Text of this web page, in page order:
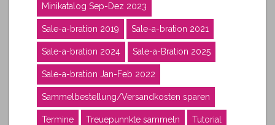
Minikatalog Sep-Dez 2023
Sale-a-bration 2019 Sale-a-bration 2021
Sale-a-bration 2024 Sale-a-Bration 2025
Sale-a-bration Jan-Feb 2022
Sammelbestellung/Versandkosten sparen
Termine Treuepunnkte sammeln Tutorial